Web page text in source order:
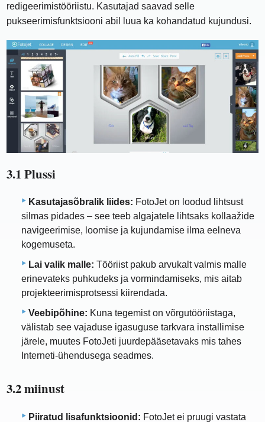
redigeerimistööriistu. Kasutajad saavad selle
pukseerimisfunktsiooni abil luua ka kohandatud kujundusi.
3.1 Plussi
Kasutajasõbralik liides: FotoJet on loodud lihtsust
silmas pidades – see teeb algajatele lihtsaks kollaažide
navigeerimise, loomise ja kujundamise ilma eelneva
kogemuseta.
Lai valik malle: Tööriist pakub arvukalt valmis malle
erinevateks puhkudeks ja vormindamiseks, mis aitab
projekteerimisprotsessi kiirendada.
Veebipõhine: Kuna tegemist on võrgutööriistaga,
välistab see vajaduse igasuguse tarkvara installimise
järele, muutes FotoJeti juurdepääsetavaks mis tahes
Interneti-ühendusega seadmes.
3.2 miinust
Piiratud lisafunktsioonid: FotoJet ei pruugi vastata